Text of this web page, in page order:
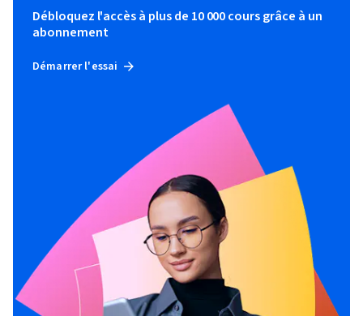
Débloquez l'accès à plus de 10 000 cours grâce à un
abonnement
Démarrer l'essai